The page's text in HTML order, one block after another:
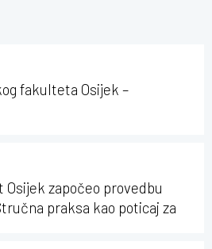
fakulteta Osijek –
započeo provedbu
praksa kao poticaj za